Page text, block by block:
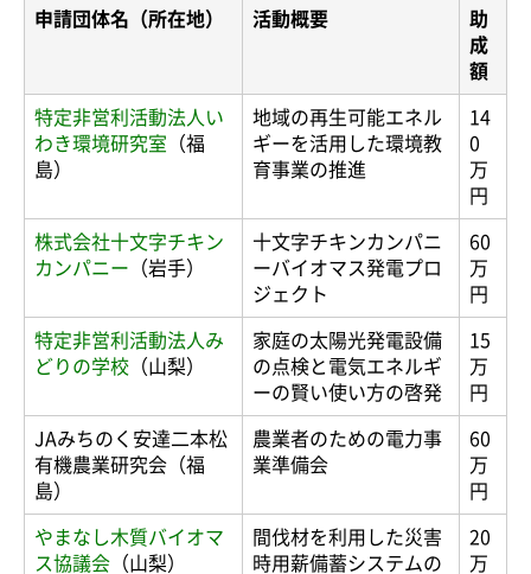
申請団体名（所在地） 活動概要
助
成
額
特定非営利活動法人い
わき環境研究室 （福
島）
地域の再生可能エネル
ギーを活用した環境教
育事業の推進
14
0
万
円
株式会社十文字チキン
カンパニー （岩手）
十文字チキンカンパニ
ーバイオマス発電プロ
ジェクト
60
万
円
特定非営利活動法人み
どりの学校 （山梨）
家庭の太陽光発電設備
の点検と電気エネルギ
ーの賢い使い方の啓発
15
万
円
JAみちのく安達二本松
有機農業研究会（福
島）
農業者のための電力事
業準備会
60
万
円
やまなし木質バイオマ
ス協議会 （山梨）
間伐材を利用した災害
時用薪備蓄システムの
20
万